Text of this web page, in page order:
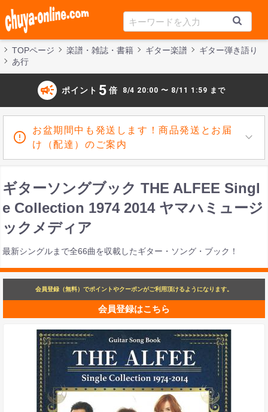
TOPページ 楽譜・雑誌・書籍 ギター楽譜
ギター弾き語り
あ行
campaign ポイント 5 倍 8/4 20:00 〜 8/11 1:59 まで
お盆期間中も発送します！商品発送とお届
け（配達）のご案内
ギターソングブック THE ALFEE Singl
e Collection 1974 2014 ヤマハミュージ
ックメディア
最新シングルまで全66曲を収載したギター・ソング・ブック！
会員登録（無料）でポイントやクーポンがご利用頂けるようになります。
会員登録はこちら